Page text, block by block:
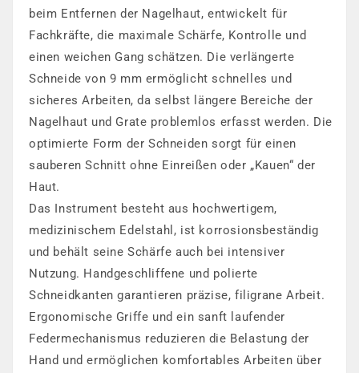
beim Entfernen der Nagelhaut, entwickelt für
Fachkräfte, die maximale Schärfe, Kontrolle und
einen weichen Gang schätzen. Die verlängerte
Schneide von 9 mm ermöglicht schnelles und
sicheres Arbeiten, da selbst längere Bereiche der
Nagelhaut und Grate problemlos erfasst werden. Die
optimierte Form der Schneiden sorgt für einen
sauberen Schnitt ohne Einreißen oder „Kauen“ der
Haut.
Das Instrument besteht aus hochwertigem,
medizinischem Edelstahl, ist korrosionsbeständig
und behält seine Schärfe auch bei intensiver
Nutzung. Handgeschliffene und polierte
Schneidkanten garantieren präzise, filigrane Arbeit.
Ergonomische Griffe und ein sanft laufender
Federmechanismus reduzieren die Belastung der
Hand und ermöglichen komfortables Arbeiten über